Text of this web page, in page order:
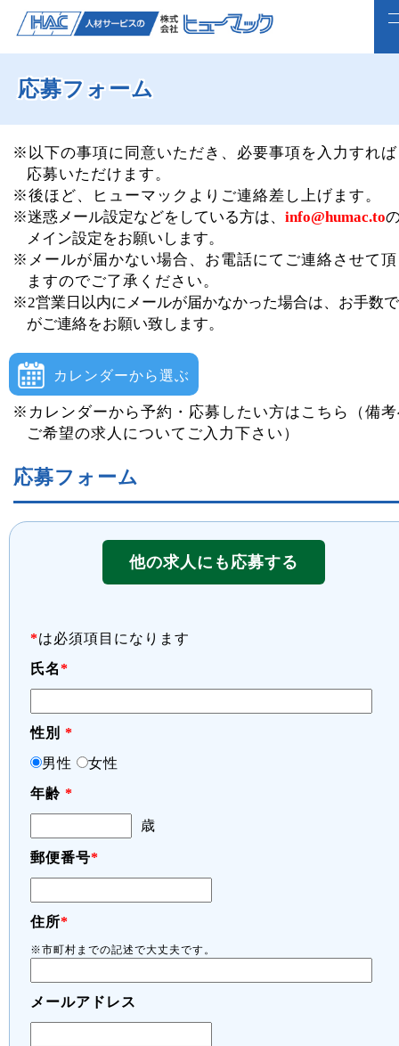
正社員で転職したい方
ライフスタイルに合わせて働く
よくいただくご質問
福利厚生
webで仮登録
応募フォーム
※以下の事項に同意いただき、必要事項を入力すれ
応募いただけます。
※後ほど、ヒューマックよりご連絡差し上げます。
※迷惑メール設定などをしている方は、 info@humac.to
メイン設定をお願いします。
※メールが届かない場合、お電話にてご連絡させて
ますのでご了承ください。
※2営業日以内にメールが届かなかった場合は、お手数
がご連絡をお願い致します。
カレンダーから選ぶ
※カレンダーから予約・応募したい方はこちら（備
ご希望の求人についてご入力下さい）
応募フォーム
他の求人にも応募する
*は必須項目になります
氏名*
性別 *
男性
女性
年齢 *
歳
郵便番号*
住所*
※市町村までの記述で大丈夫です。
メールアドレス